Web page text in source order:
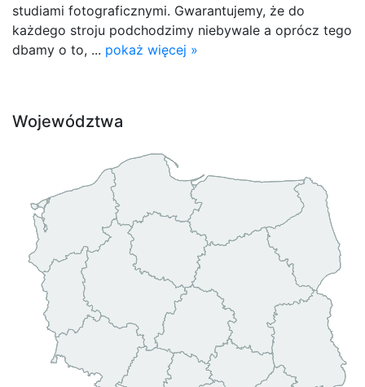
studiami fotograficznymi. Gwarantujemy, że do
każdego stroju podchodzimy niebywale a oprócz tego
dbamy o to, ... pokaż więcej »
Województwa